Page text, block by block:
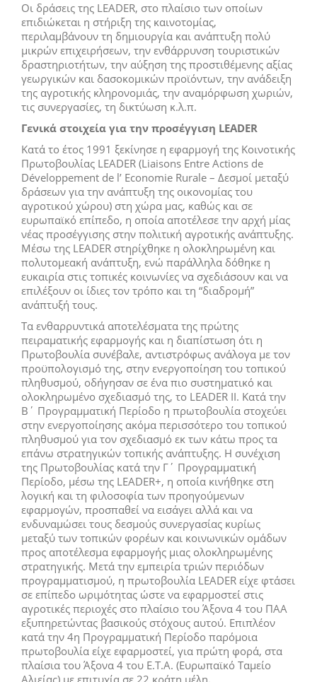
Οι δράσεις της LEADER, στο πλαίσιο των οποίων
επιδιώκεται η στήριξη της καινοτομίας,
περιλαμβάνουν τη δημιουργία και ανάπτυξη πολύ
μικρών επιχειρήσεων, την ενθάρρυνση τουριστικών
δραστηριοτήτων, την αύξηση της προστιθέμενης αξίας
γεωργικών και δασοκομικών προϊόντων, την ανάδειξη
της αγροτικής κληρονομιάς, την αναμόρφωση χωριών,
τις συνεργασίες, τη δικτύωση κ.λ.π.
Γενικά στοιχεία για την προσέγγιση LEADER
Κατά το έτος 1991 ξεκίνησε η εφαρμογή της Κοινοτικής
Πρωτοβουλίας LEADER (Liaisons Entre Actions de
Développement de l’ Economie Rurale – Δεσμοί μεταξύ
δράσεων για την ανάπτυξη της οικονομίας του
αγροτικού χώρου) στη χώρα μας, καθώς και σε
ευρωπαϊκό επίπεδο, η οποία αποτέλεσε την αρχή μίας
νέας προσέγγισης στην πολιτική αγροτικής ανάπτυξης.
Μέσω της LEADER στηρίχθηκε η ολοκληρωμένη και
πολυτομεακή ανάπτυξη, ενώ παράλληλα δόθηκε η
ευκαιρία στις τοπικές κοινωνίες να σχεδιάσουν και να
επιλέξουν οι ίδιες τον τρόπο και τη “διαδρομή”
ανάπτυξή τους.
Τα ενθαρρυντικά αποτελέσματα της πρώτης
πειραματικής εφαρμογής και η διαπίστωση ότι η
Πρωτοβουλία συνέβαλε, αντιστρόφως ανάλογα με τον
προϋπολογισμό της, στην ενεργοποίηση του τοπικού
πληθυσμού, οδήγησαν σε ένα πιο συστηματικό και
ολοκληρωμένο σχεδιασμό της, το LEADER II. Κατά την
Β΄ Προγραμματική Περίοδο η πρωτοβουλία στοχεύει
στην ενεργοποίησης ακόμα περισσότερο του τοπικού
πληθυσμού για τον σχεδιασμό εκ των κάτω προς τα
επάνω στρατηγικών τοπικής ανάπτυξης. Η συνέχιση
της Πρωτοβουλίας κατά την Γ΄ Προγραμματική
Περίοδο, μέσω της LEADER+, η οποία κινήθηκε στη
λογική και τη φιλοσοφία των προηγούμενων
εφαρμογών, προσπαθεί να εισάγει αλλά και να
ενδυναμώσει τους δεσμούς συνεργασίας κυρίως
μεταξύ των τοπικών φορέων και κοινωνικών ομάδων
προς αποτέλεσμα εφαρμογής μιας ολοκληρωμένης
στρατηγικής. Μετά την εμπειρία τριών περιόδων
προγραμματισμού, η πρωτοβουλία LEADER είχε φτάσει
σε επίπεδο ωριμότητας ώστε να εφαρμοστεί στις
αγροτικές περιοχές στο πλαίσιο του Άξονα 4 του ΠΑΑ
εξυπηρετώντας βασικούς στόχους αυτού. Επιπλέον
κατά την 4η Προγραμματική Περίοδο παρόμοια
πρωτοβουλία είχε εφαρμοστεί, για πρώτη φορά, στα
πλαίσια του Άξονα 4 του Ε.Τ.Α. (Ευρωπαϊκό Ταμείο
Αλιείας) με επιτυχία σε 22 κράτη μέλη.